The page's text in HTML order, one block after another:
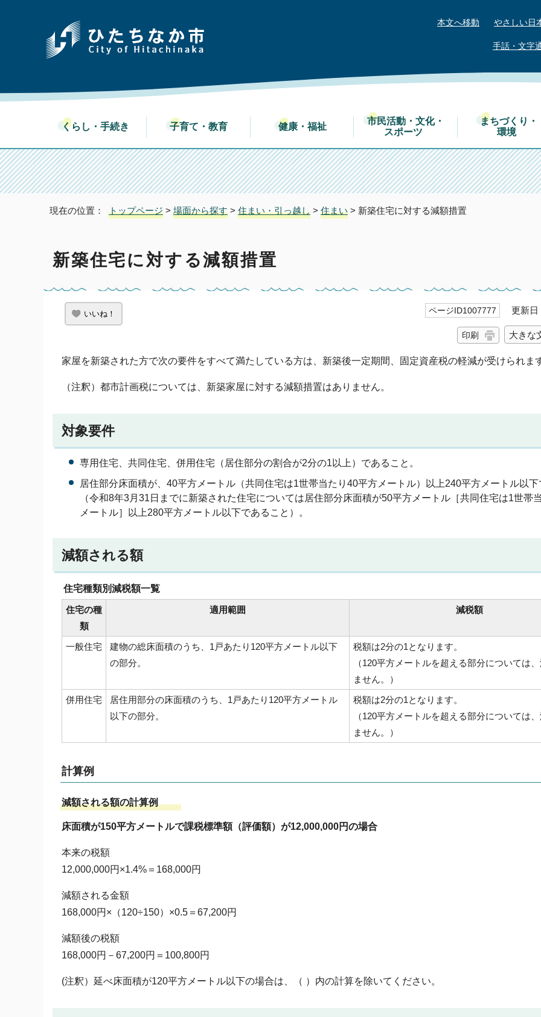
本文へ移動 やさしい日
手話・文字
くらし・手続き 子育て・教育 健康・福祉
市民活動・文化・
スポーツ
まちづくり・
環境
現在の位置： トップページ > 場面から探す > 住まい・引っ越し > 住まい > 新築住宅に対する減額措置
新築住宅に対する減額措置
いいね！ ページID1007777 更新日
印刷 大きな
家屋を新築された方で次の要件をすべて満たしている方は、新築後一定期間、固定資産税の軽減が受けられま
（注釈）都市計画税については、新築家屋に対する減額措置はありません。
対象要件
専用住宅、共同住宅、併用住宅（居住部分の割合が2分の1以上）であること。
居住部分床面積が、40平方メートル（共同住宅は1世帯当たり40平方メートル）以上240平方メートル以下
（令和8年3月31日までに新築された住宅については居住部分床面積が50平方メートル［共同住宅は1世帯
メートル］以上280平方メートル以下であること）。
減額される額
住宅種類別減税額一覧
住宅の種
類
適用範囲 減税額
一般住宅
建物の総床面積のうち、1戸あたり120平方メートル以下
の部分。
税額は2分の1となります。
（120平方メートルを超える部分については
ません。）
併用住宅
居住用部分の床面積のうち、1戸あたり120平方メートル
以下の部分。
税額は2分の1となります。
（120平方メートルを超える部分については
ません。）
計算例
減額される額の計算例
床面積が150平方メートルで課税標準額（評価額）が12,000,000円の場合
本来の税額
12,000,000円×1.4%＝168,000円
減額される金額
168,000円×（120÷150）×0.5＝67,200円
減額後の税額
168,000円－67,200円＝100,800円
(注釈）延べ床面積が120平方メートル以下の場合は、（ ）内の計算を除いてください。